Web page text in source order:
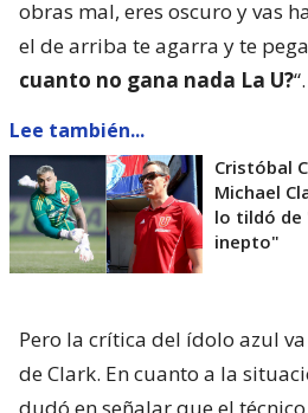
obras mal, eres oscuro y vas
el de arriba te agarra y te
cuanto no gana nada La U?“.
Lee también...
Cristóbal
Michael
lo tildó de
inepto"
Pero la crítica del ídolo azul
de Clark. En cuanto a la
dudó en señalar que el